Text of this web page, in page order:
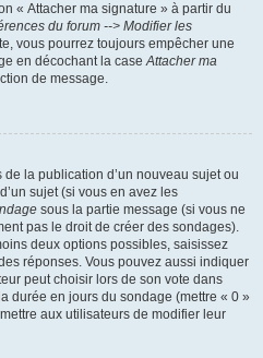
« Attacher ma signature » à partir du
du forum --> Modifier les
vous pourrez toujours empêcher une
en décochant la caseAttacher ma
de message.
de la publication d’un nouveau sujet ou
sujet (si vous en avez les
sous la partie message (si vous ne
pas le droit de créer des sondages).
deux options possibles, saisissez
réponses. Vous pouvez aussi indiquer
peut choisir lors de son vote dans
durée en jours du sondage (mettre « 0 »
aux utilisateurs de modifier leur